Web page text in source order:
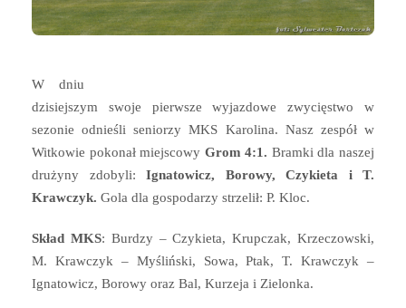
W dniu
dzisiejszym swoje pierwsze wyjazdowe zwycięstwo w
sezonie odnieśli seniorzy MKS Karolina. Nasz zespół w
Witkowie pokonał miejscowy Grom 4:1. Bramki dla naszej
drużyny zdobyli: Ignatowicz, Borowy, Czykieta i T.
Krawczyk. Gola dla gospodarzy strzelił: P. Kloc.
Skład MKS: Burdzy – Czykieta, Krupczak, Krzeczowski,
M. Krawczyk – Myśliński, Sowa, Ptak, T. Krawczyk –
Ignatowicz, Borowy oraz Bal, Kurzeja i Zielonka.